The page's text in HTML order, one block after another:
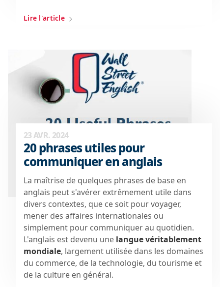
Lire l'article
23 AVR. 2024
20 phrases utiles pour
communiquer en anglais
La maîtrise de quelques phrases de base en
anglais peut s'avérer extrêmement utile dans
divers contextes, que ce soit pour voyager,
mener des affaires internationales ou
simplement pour communiquer au quotidien.
L'anglais est devenu une langue véritablement
mondiale, largement utilisée dans les domaines
du commerce, de la technologie, du tourisme et
de la culture en général.